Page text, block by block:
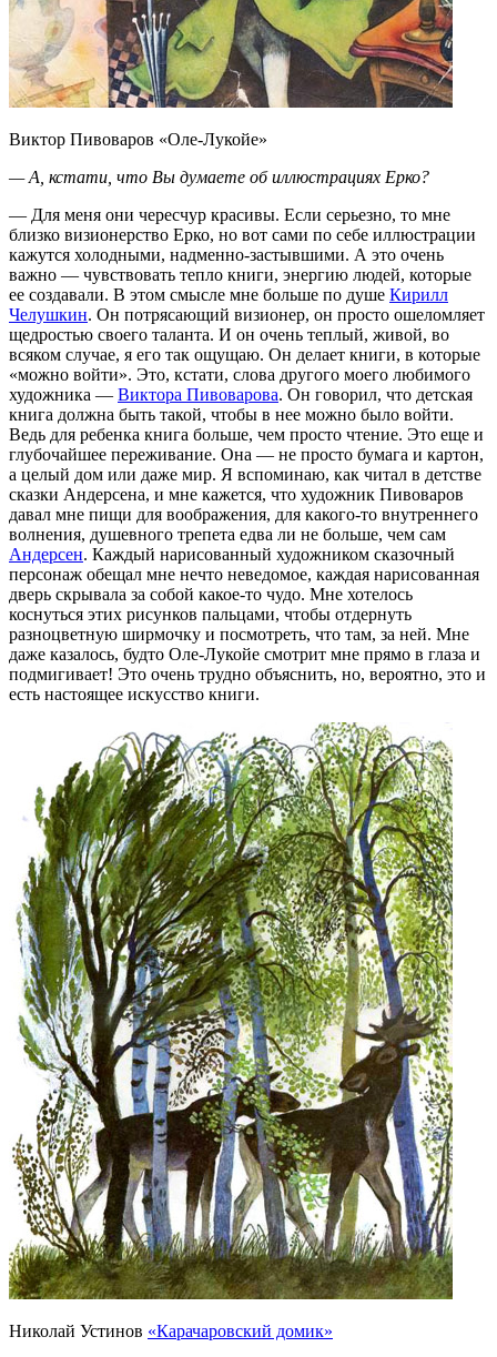
Виктор Пивоваров «Оле-Лукойе»
— А, кстати, что Вы думаете об иллюстрациях Ерко?
— Для меня они чересчур красивы. Если серьезно, то мне
близко визионерство Ерко, но вот сами по себе иллюстрации
кажутся холодными, надменно-застывшими. А это очень
важно — чувствовать тепло книги, энергию людей, которые
ее создавали. В этом смысле мне больше по душе Кирилл
Челушкин. Он потрясающий визионер, он просто ошеломляет
щедростью своего таланта. И он очень теплый, живой, во
всяком случае, я его так ощущаю. Он делает книги, в которые
«можно войти». Это, кстати, слова другого моего любимого
художника — Виктора Пивоварова. Он говорил, что детская
книга должна быть такой, чтобы в нее можно было войти.
Ведь для ребенка книга больше, чем просто чтение. Это еще и
глубочайшее переживание. Она — не просто бумага и картон,
а целый дом или даже мир. Я вспоминаю, как читал в детстве
сказки Андерсена, и мне кажется, что художник Пивоваров
давал мне пищи для воображения, для какого-то внутреннего
волнения, душевного трепета едва ли не больше, чем сам
Андерсен. Каждый нарисованный художником сказочный
персонаж обещал мне нечто неведомое, каждая нарисованная
дверь скрывала за собой какое-то чудо. Мне хотелось
коснуться этих рисунков пальцами, чтобы отдернуть
разноцветную ширмочку и посмотреть, что там, за ней. Мне
даже казалось, будто Оле-Лукойе смотрит мне прямо в глаза и
подмигивает! Это очень трудно объяснить, но, вероятно, это и
есть настоящее искусство книги.
Николай Устинов «Карачаровский домик»